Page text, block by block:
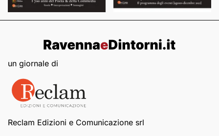
un giornale di
Reclam Edizioni e Comunicazione srl